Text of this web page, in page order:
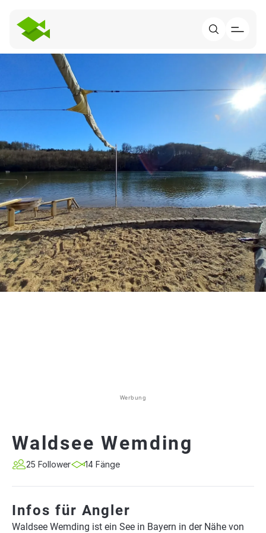
Werbung
Waldsee Wemding
25 Follower 14 Fänge
Infos für Angler
Waldsee Wemding ist ein See in Bayern in der Nähe von